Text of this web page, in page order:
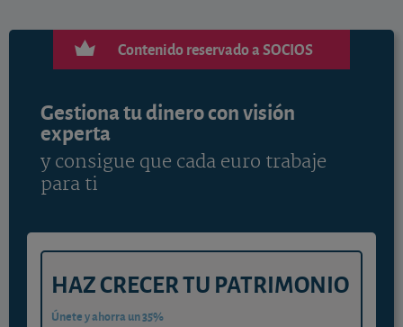
Contenido reservado a SOCIOS
Gestiona tu dinero con visión
experta
y consigue que cada euro trabaje
para ti
HAZ CRECER TU PATRIMONIO
Únete y ahorra un 35%